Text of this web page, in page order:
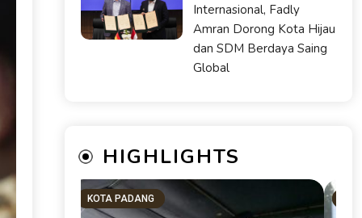
Internasional, Fadly
Amran Dorong Kota Hijau
dan SDM Berdaya Saing
Global
HIGHLIGHTS
KOTA PADANG